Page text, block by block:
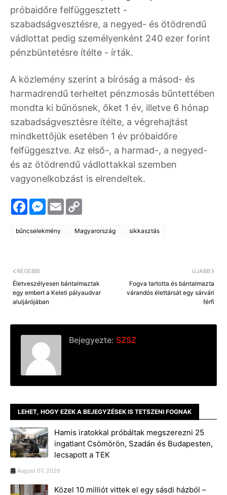
próbaidőre felfüggesztett -
szabadságvesztésre, a negyed- és ötödrendű
vádlottat pedig személyenként 240 ezer forint
pénzbüntetésre ítélte - írták.
A közlemény szerint a bíróság a másod- és
harmadrendű terheltet pénzmosás bűntettében
mondta ki bűnösnek, őket 1 év, illetve 6 hónap
szabadságvesztésre ítélte, a végrehajtást
mindkettőjük esetében 1 év próbaidőre
felfüggesztve. Az első-, a harmad-, a negyed-
és az ötödrendű vádlottakkal szemben
vagyonelkobzást is elrendeltek.
F
a
c
b
M
e
s
e
E
m
a
L
bűncselekmény Magyarország sikkasztás
ÚJABB
Fogva tartotta és bántalmazta
várandós élettársát egy sárvári
férfi
RÉGEBBI
Életveszélyesen bántalmaztak
egy embert a Keleti pályaudvar
aluljárójában
Bejegyezte: SZSZ
LEHET, HOGY EZEK A BEJEGYZÉSEK IS TETSZENI FOGNAK
Hamis iratokkal próbáltak megszerezni 25
ingatlant Csömörön, Szadán és Budapesten,
lecsapott a TEK
August 07, 2026
Közel 10 milliót vittek el egy sásdi házból –